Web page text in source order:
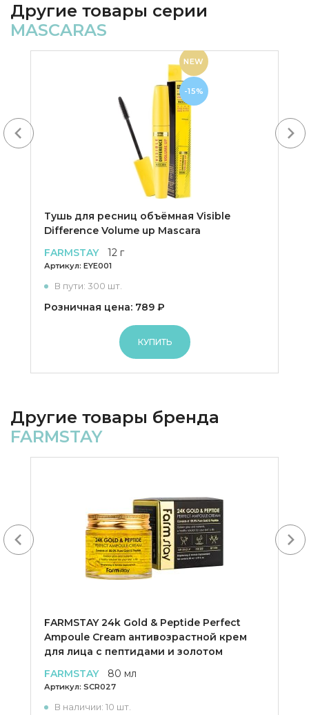
Другие товары серии
MASCARAS
Тушь для ресниц объёмная Visible
Difference Volume up Mascara
FARMSTAY
12 г
Артикул: EYE001
В пути: 300 шт.
Розничная цена: 789 ₽
КУПИТЬ
NEW
-15%
Другие товары бренда
FARMSTAY
FARMSTAY 24k Gold & Peptide Perfect
Ampoule Cream антивозрастной крем
для лица с пептидами и золотом
FARMSTAY
80 мл
Артикул: SCR027
В наличии: 10 шт.
Next